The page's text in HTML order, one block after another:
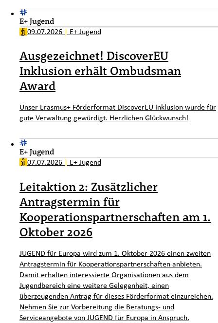
E+ Jugend
09.07.2026 | E+ Jugend
Ausgezeichnet! DiscoverEU
Inklusion erhält Ombudsman
Award
Unser Erasmus+ Förderformat DiscoverEU Inklusion wurde für
gute Verwaltung gewürdigt. Herzlichen Glückwunsch!
E+ Jugend
07.07.2026 | E+ Jugend
Leitaktion 2: Zusätzlicher
Antragstermin für
Kooperationspartnerschaften am 1.
Oktober 2026
JUGEND für Europa wird zum 1. Oktober 2026 einen zweiten
Antragstermin für Kooperationspartnerschaften anbieten.
Damit erhalten interessierte Organisationen aus dem
Jugendbereich eine weitere Gelegenheit, einen
überzeugenden Antrag für dieses Förderformat einzureichen.
Nehmen Sie zur Vorbereitung die Beratungs- und
Serviceangebote von JUGEND für Europa in Anspruch.